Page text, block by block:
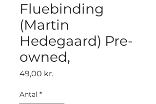
Fluebinding
(Martin
Hedegaard) Pre-
owned,
49,00 kr.Pris
Antal *